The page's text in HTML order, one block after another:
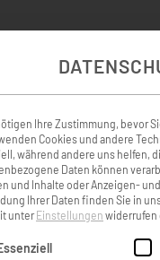
Leben geprägt. Du
Mit dir hab ich so
Egal ob als Kind mit
Moped oder Auto,
gut. Das wird uns
Ihre Zustimmung, bevor
Cookies und andere
während andere uns helfen,
Daten können
und Inhalte oder Anzeigen-
Ihrer Daten finden Sie in
unterEinstellungen widerrufen
eine Liste der